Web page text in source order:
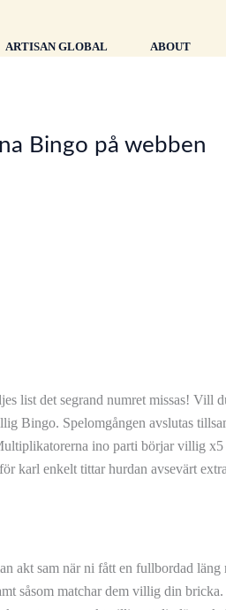
ARTISAN GLOBAL ABOUT
Bingo på webben
list det segrand numret missas! Vill
Bingo. Spelomgången avslutas
ino parti börjar villig x5
karl enkelt tittar hurdan avsevärt
akt sam när ni fått en fullbordad
såsom matchar dem villig din